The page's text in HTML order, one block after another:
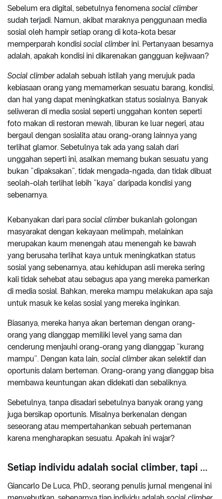
Sebelum era digital, sebetulnya fenomena social climber
sudah terjadi. Namun, akibat maraknya penggunaan media
sosial oleh hampir setiap orang di kota-kota besar
memperparah kondisi social climberini. Pertanyaan besarnya
adalah, apakah kondisi ini dikarenakan gangguan kejiwaan?
Social climberadalah sebuah istilah yang merujuk pada
kebiasaan orang yang memamerkan sesuatu barang, kondisi,
dan hal yang dapat meningkatkan status sosialnya. Banyak
seliweran di media sosial seperti unggahan konten seperti
foto makan di restoran mewah, liburan ke luar negeri, atau
bergaul dengan sosialita atau orang-orang lainnya yang
terlihat glamor. Sebetulnya tak ada yang salah dari
unggahan seperti ini, asalkan memang bukan sesuatu yang
bukan “dipaksakan”, tidak mengada-ngada, dan tidak dibuat
seolah-olah terlihat lebih “kaya” daripada kondisi yang
sebenarnya.
Kebanyakan dari para social climberbukanlah golongan
masyarakat dengan kekayaan melimpah, melainkan
merupakan kaum menengah atau menengah ke bawah
yang berusaha terlihat kaya untuk meningkatkan status
sosial yang sebenarnya, atau kehidupan asli mereka sering
kali tidak sehebat atau sebagus apa yang mereka pamerkan
di media sosial. Bahkan, mereka mampu melakukan apa saja
untuk masuk ke kelas sosial yang mereka inginkan.
Biasanya, mereka hanya akan berteman dengan orang-
orang yang dianggap memiliki level yang sama dan
cenderung menjauhi orang-orang yang dianggap “kurang
mampu”. Dengan kata lain, social climberakan selektif dan
oportunis dalam berteman. Orang-orang yang dianggap bisa
membawa keuntungan akan didekati dan sebaliknya.
Sebetulnya, tanpa disadari sebetulnya banyak orang yang
juga bersikap oportunis. Misalnya berkenalan dengan
seseorang atau mempertahankan sebuah pertemanan
karena mengharapkan sesuatu. Apakah ini wajar?
Setiap individu adalah social climber, tapi ...
Giancarlo De Luca, PhD., seorang penulis jurnal mengenai ini